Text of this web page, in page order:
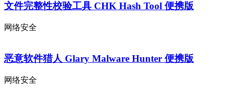
文件完整性校验工具 CHK Hash Tool 便携版
网络安全
恶意软件猎人 Glary Malware Hunter 便携版
网络安全